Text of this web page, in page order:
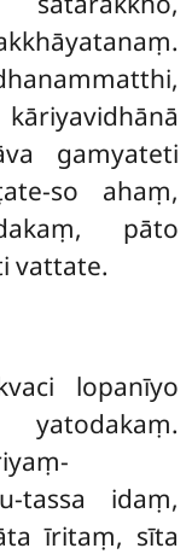
kāriyavidhānā
gamyateti
so ahaṃ,
pāto
vattate.
lopanīyo
tassa idaṃ,
īritaṃ, sīta